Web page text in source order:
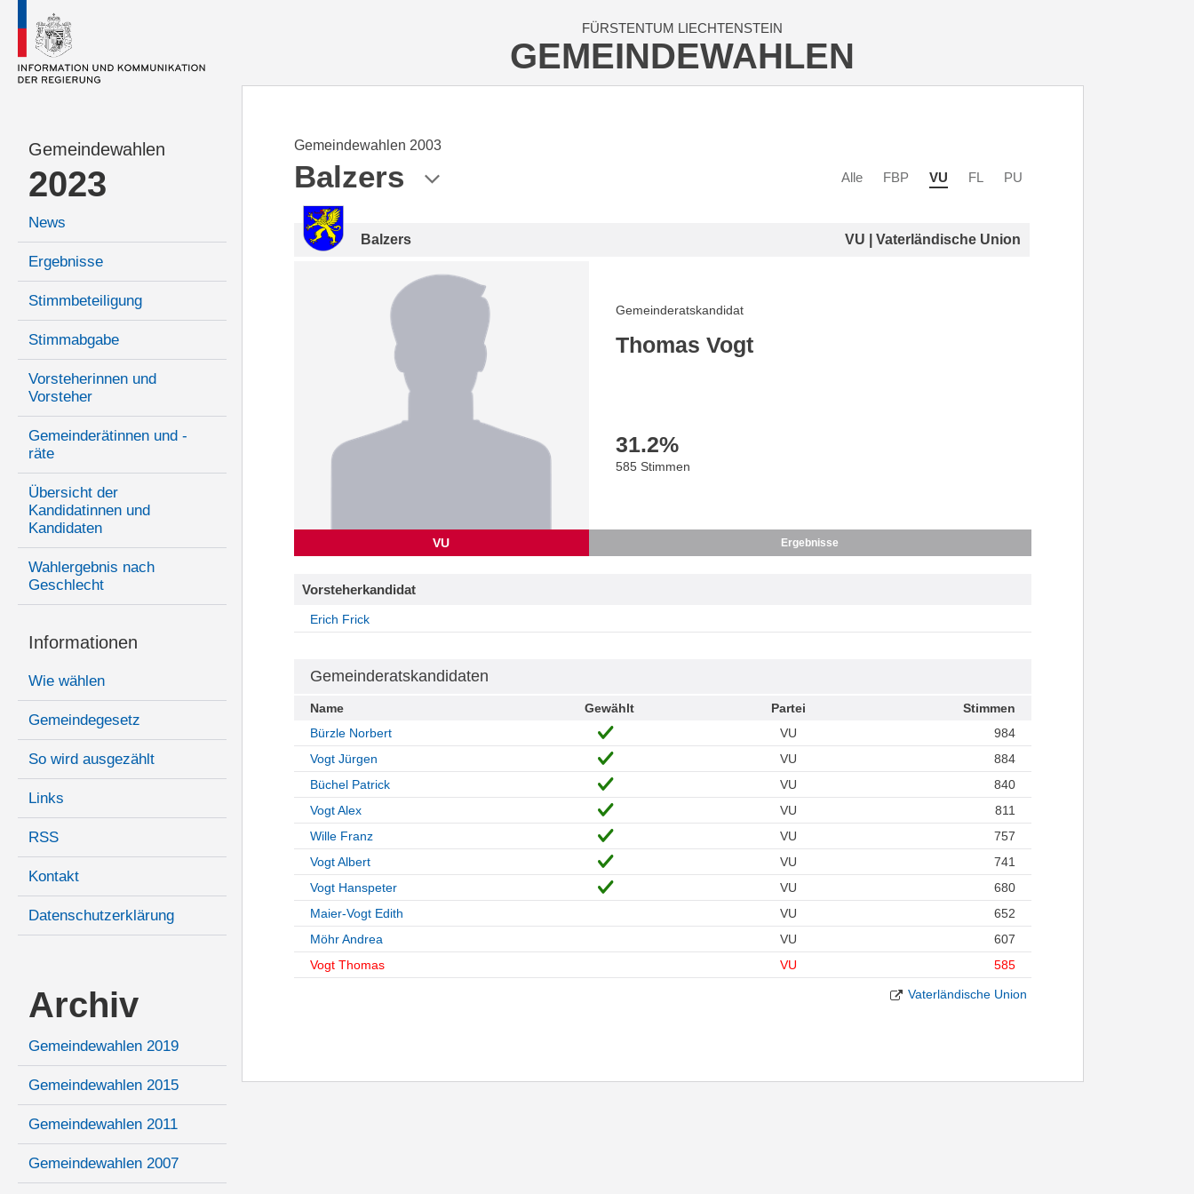
FÜRSTENTUM LIECHTENSTEIN
GEMEINDEWAHLEN
Gemeindewahlen
2023
News
Ergebnisse
Stimmbeteiligung
Stimmabgabe
Vorsteherinnen und
Vorsteher
Gemeinderätinnen und -
räte
Übersicht der
Kandidatinnen und
Kandidaten
Wahlergebnis nach
Geschlecht
Informationen
Wie wählen
Gemeindegesetz
So wird ausgezählt
Links
RSS
Kontakt
Datenschutzerklärung
Archiv
Gemeindewahlen 2019
Gemeindewahlen 2015
Gemeindewahlen 2011
Gemeindewahlen 2007
Gemeindewahlen 2003
Balzers Alle FBP VU FL PU
Balzers VU | Vaterländische Union
VU
Gemeinderatskandidat
Thomas Vogt
31.2%
585 Stimmen
Ergebnisse
Vorsteherkandidat
Erich Frick
Gemeinderatskandidaten
Name Gewählt Partei
Stimmen
Bürzle Norbert
VU
984
Vogt Jürgen
VU
884
Büchel Patrick
VU
840
Vogt Alex
VU
811
Wille Franz
VU
757
Vogt Albert
VU
741
Vogt Hanspeter
VU
680
Maier-Vogt Edith
VU
652
Möhr Andrea
VU
607
Vogt Thomas
VU 585
Vaterländische Union